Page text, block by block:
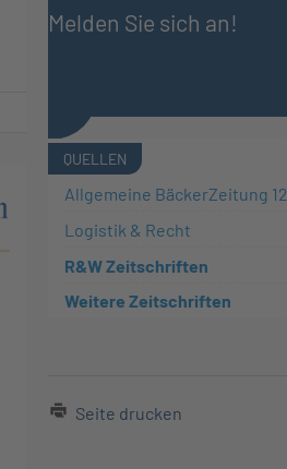
Melden Sie sich an!
QUELLEN
Allgemeine BäckerZeitung 12
Logistik & Recht
R&W Zeitschriften
Weitere Zeitschriften
Seite drucken